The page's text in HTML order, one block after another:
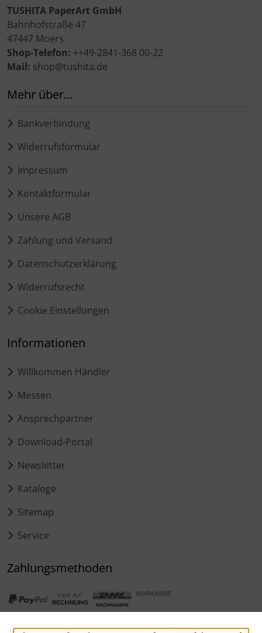
TUSHITA PaperArt GmbH
Bahnhofstraße 47
47447 Moers
Shop-Telefon: ++49-2841-368 00-22
Mail: shop@tushita.de
Mehr über...
Bankverbindung
Widerrufsformular
Impressum
Kontaktformular
Unsere AGB
Zahlung und Versand
Datenschutzerklärung
Widerrufsrecht
Cookie Einstellungen
Informationen
Willkommen Händler
Messen
Ansprechpartner
Download-Portal
Newsletter
Kataloge
Sitemap
Service
Zahlungsmethoden